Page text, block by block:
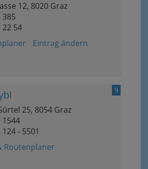
12, 8020 Graz
385
22 54
Eintrag ändern
9
25, 8054 Graz
1544
- 5501
Routenplaner